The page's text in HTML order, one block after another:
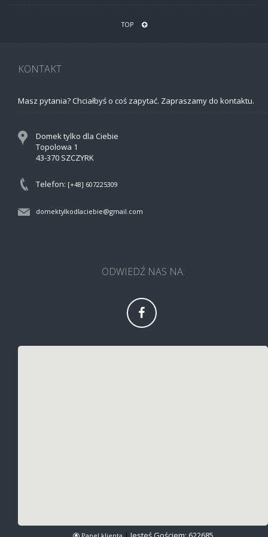
TOP
KONTAKT
Masz pytania? Chciałbyś o coś zapytać. Zapraszamy do kontaktu.
Domek tylko dla Ciebie
Topolowa 1
43-370 SZCZYRK
Telefon: [+48] 607225309
domektylkodlaciebie@gmail.com
ODWIEDŹ NAS NA: